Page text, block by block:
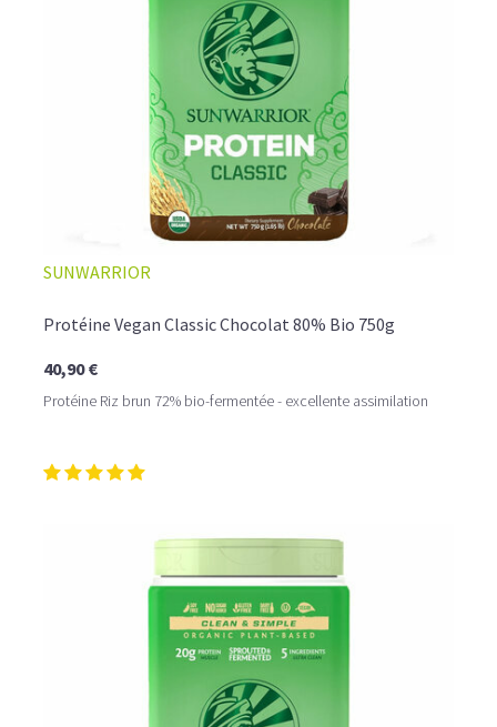
☕ LATTE MACCHIATO GLACÉ
L’ÉQUILIBRE PARFAIT ENTRE DOUCEUR ET INTENSITÉ
Un café riche avec un soupçon de caramel pour un
moment de pure détente… ou de concentration avant le
SUNWARRIOR
Protéine Vegan Classic Chocolat 80% Bio 750g
40,90 €
Protéine Riz brun 72% bio-fermentée - excellente assimilation